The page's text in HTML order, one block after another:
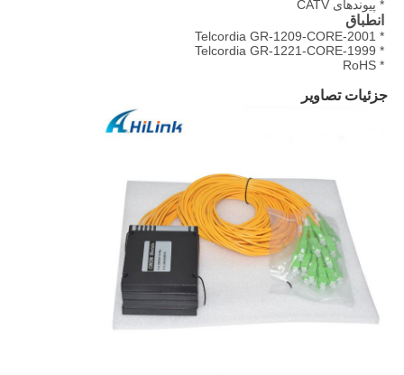
* پیوندهای CATV
انطباق
* Telcordia GR-1209-CORE-2001
* Telcordia GR-1221-CORE-1999
* RoHS
جزئیات تصاویر